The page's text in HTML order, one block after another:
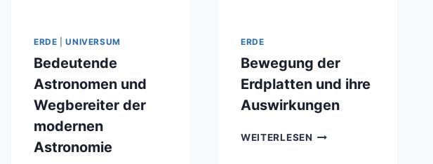
ERDE |UNIVERSUM
Bedeutende
Astronomen und
Wegbereiter der
modernen
Astronomie
ERDE
Bewegung der
Erdplatten und ihre
Auswirkungen
WEITERLESEN BEWEGUNG